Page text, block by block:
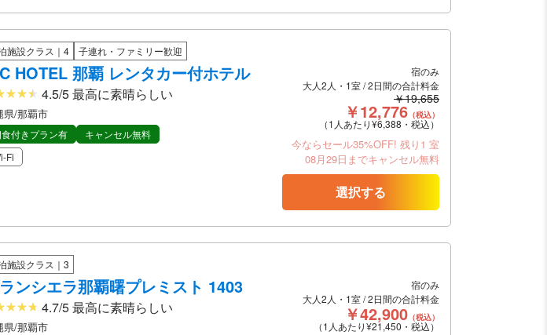
施設クラス｜4 子連れ・ファミリー歓迎
HOTEL 那覇 レンタカー付ホテル
4.5/5 最高に素晴らしい
県/那覇市
付きプラン有
キャンセル無料
Fi
宿のみ
大人2人・1室 / 2日間の合計料金
￥19,655
￥12,776 （税込）
（1人あたり¥6,388・税込）
今ならセール35%OFF! 残り1 室
08月29日までキャンセル無料
選択する
施設クラス｜3
ンシエラ那覇曙プレミスト 1403
4.7/5 最高に素晴らしい
県/那覇市
宿のみ
大人2人・1室 / 2日間の合計料金
￥42,900 （税込）
（1人あたり¥21,450・税込）